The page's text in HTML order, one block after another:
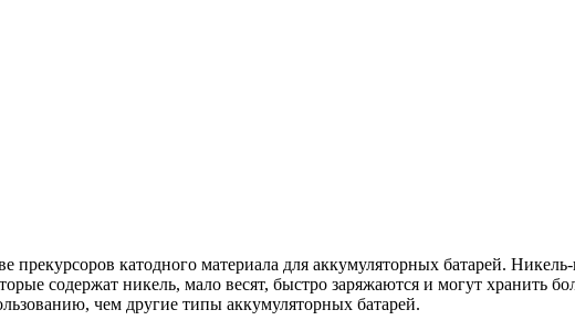
катодного материала для аккумуляторных батарей.
содержат никель, мало весят, быстро заряжаются и могут хранить
чем другие типы аккумуляторных батарей.